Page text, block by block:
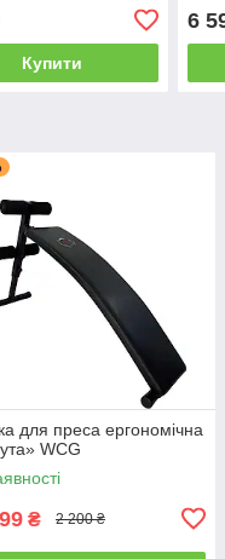
Купити
6
для преса ергономічна
WCG
₴ 2 200 ₴